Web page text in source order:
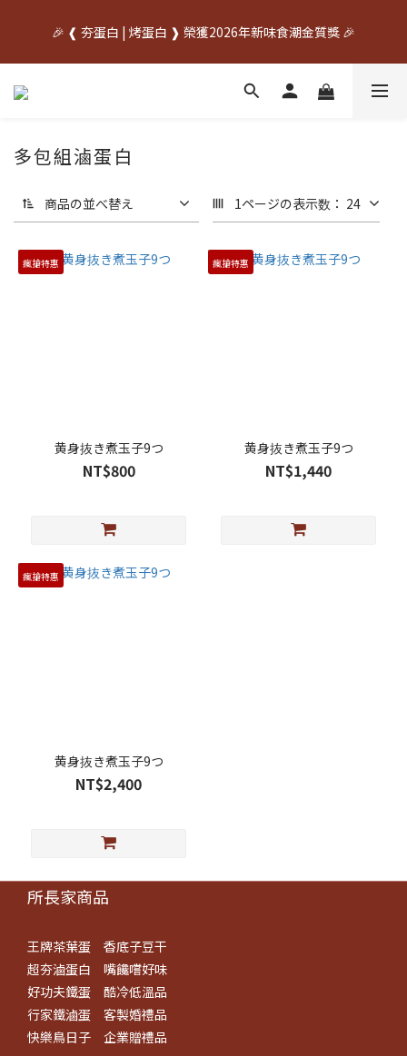
07/20~08/31🥚
🎉 ❰ 夯蛋白 | 烤蛋白 ❱ 榮獲2026年新味食潮金質獎 🎉
中秋先訂✦送禮不慌    🌙中秋早鳥優惠開跑🌙     🥚優惠期間
多包組滷蛋白
商品の並べ替え 1ページの表示数： 24
瘋搶特惠
黄身抜き煮玉子9つ
NT$800
瘋搶特惠
黄身抜き煮玉子9つ
NT$1,440
瘋搶特惠
黄身抜き煮玉子9つ
NT$2,400
所長家商品
王牌茶葉蛋
香底子豆干
超夯滷蛋白
嘴饞嚐好味
好功夫鐵蛋
酷冷低溫品
行家鐵滷蛋
客製婚禮品
快樂鳥日子
企業贈禮品